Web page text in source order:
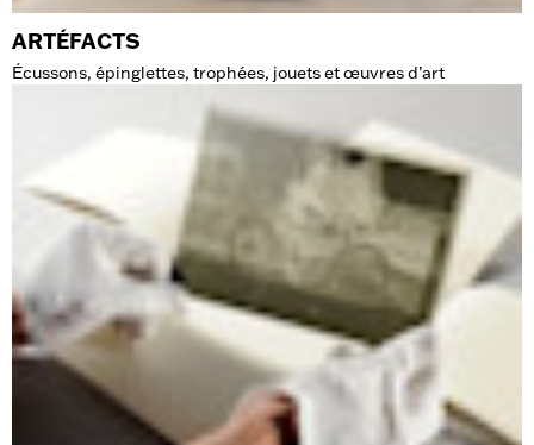
ARTÉFACTS
Écussons, épinglettes, trophées, jouets et œuvres d’art